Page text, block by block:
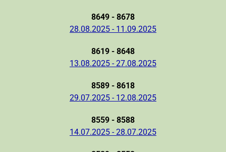
8649 - 8678
28.08.2025 - 11.09.2025
8619 - 8648
13.08.2025 - 27.08.2025
8589 - 8618
29.07.2025 - 12.08.2025
8559 - 8588
14.07.2025 - 28.07.2025